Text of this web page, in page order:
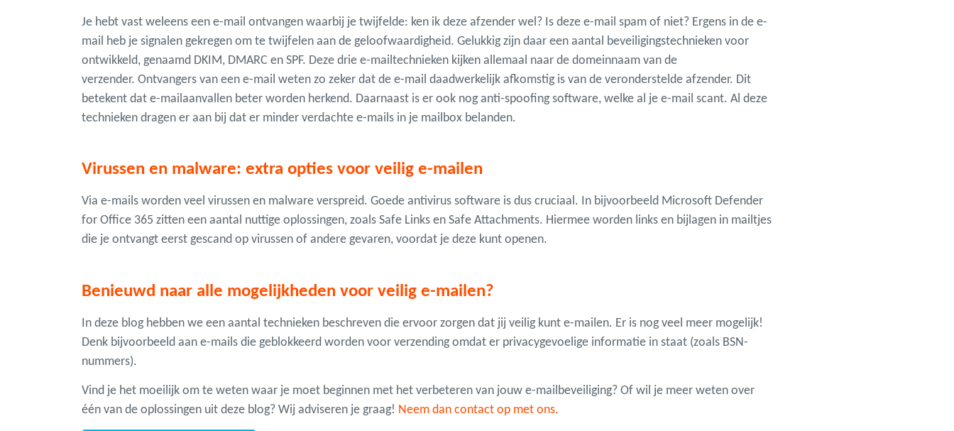
Je hebt vast weleens een e-mail ontvangen waarbij je twijfelde: ken ik deze afzender wel? Is deze e-mail spam of niet? Ergens in de e-
mail heb je signalen gekregen om te twijfelen aan de geloofwaardigheid. Gelukkig zijn daar een aantal beveiligingstechnieken voor
ontwikkeld, genaamd DKIM, DMARC en SPF. Deze drie e-mailtechnieken kijken allemaal naar de domeinnaam van de
verzender. Ontvangers van een e-mail weten zo zeker dat de e-mail daadwerkelijk afkomstig is van de veronderstelde afzender. Dit
betekent dat e-mailaanvallen beter worden herkend. Daarnaast is er ook nog anti-spoofing software, welke al je e-mail scant. Al deze
technieken dragen er aan bij dat er minder verdachte e-mails in je mailbox belanden.
Virussen en malware: extra opties voor veilig e-mailen
Via e-mails worden veel virussen en malware verspreid. Goede antivirus software is dus cruciaal. In bijvoorbeeld Microsoft Defender
for Office 365 zitten een aantal nuttige oplossingen, zoals Safe Links en Safe Attachments. Hiermee worden links en bijlagen in mailtjes
die je ontvangt eerst gescand op virussen of andere gevaren, voordat je deze kunt openen.
Benieuwd naar alle mogelijkheden voor veilig e-mailen?
In deze blog hebben we een aantal technieken beschreven die ervoor zorgen dat jij veilig kunt e-mailen. Er is nog veel meer mogelijk!
Denk bijvoorbeeld aan e-mails die geblokkeerd worden voor verzending omdat er privacygevoelige informatie in staat (zoals BSN-
nummers).
Vind je het moeilijk om te weten waar je moet beginnen met het verbeteren van jouw e-mailbeveiliging? Of wil je meer weten over
één van de oplossingen uit deze blog? Wij adviseren je graag! Neem dan contact op met ons.